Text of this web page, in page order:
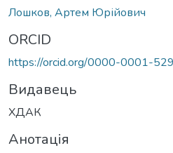
Лошков, Артем Юрійович
ORCID
https://orcid.org/0000-0001-
Видавець
ХДАК
Анотація